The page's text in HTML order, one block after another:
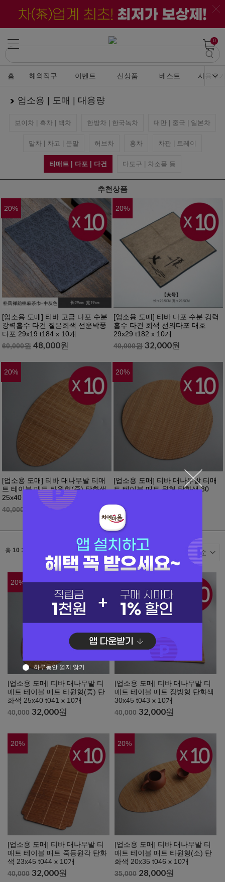
0
홈 해외직구 이벤트 신상품 베스트 사용후
업소용 | 도매 | 대용량
보이차 | 흑차 | 백차 한방차 | 한국녹차 대만 | 중국 | 일본차
말차 | 차고 | 분말 허브차 홍차 차판 | 트레이
티매트 | 다포 | 다건 다도구 | 차소품 등
추천상품
20%
[업소용 도매] 티바 고급 다포 수분
강력흡수 다건 짙은회색 선운박풍
다포 29x19 t184 x 10개
60,000원 48,000원
20%
[업소용 도매] 티바 다포 수분 강력
흡수 다건 회색 선의다포 대호
29x29 t182 x 10개
40,000원 32,000원
20%
[업소용 도매] 티바 대나무발 티매
트 테이블 매트 타원형(중) 탄화색
25x40 t041 x 10개
40,000
32,000원
20%
[업소용 도매] 티바 대나무발 티매
트 테이블 매트 원형 탄화색 30
40,000
총 10 개
20%
[업소용 도매] 티바 대나무발 티
매트 테이블 매트 타원형(중) 탄
화색 25x40 t041 x 10개
40,000 32,000원
20%
[업소용 도매] 티바 대나무발 티
매트 테이블 매트 장방형 탄화색
30x45 t043 x 10개
40,000 32,000원
20%
[업소용 도매] 티바 대나무발 티
매트 테이블 매트 죽등원각 탄화
색 23x45 t044 x 10개
40,000 32,000원
20%
[업소용 도매] 티바 대나무발 티
매트 테이블 매트 타원형(소) 탄
화색 20x35 t046 x 10개
35,000 28,000원
하루동안 열지 않기